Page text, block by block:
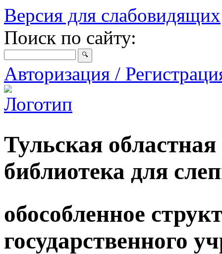
Версия для слабовидящих
Поиск по сайту:
Авторизация /
Тульская
библиотека для
обособленное
государственного